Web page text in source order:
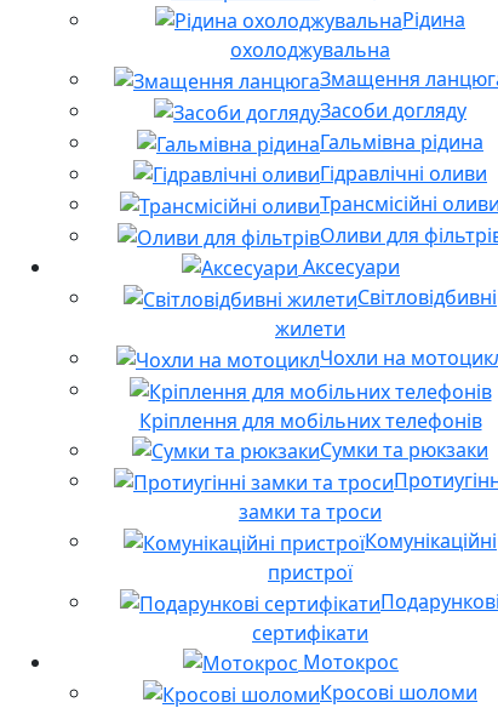
Рідина
охолоджувальна
Змащення
Засоби догляду
Гальмівна рідина
Гідравлічні оливи
Трансмісійні оливи
Оливи для
Аксесуари
Світловідбивні
жилети
Чохли на
Кріплення для мобільних телефонів
Сумки та рюкзаки
замки та троси
Комунікаційні
пристрої
Подарункові
сертифікати
Мотокрос
Кросові шоломи